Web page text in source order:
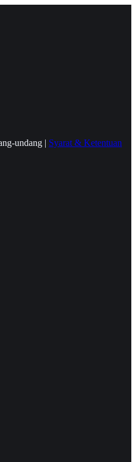
undang | Syarat & Ketentuan